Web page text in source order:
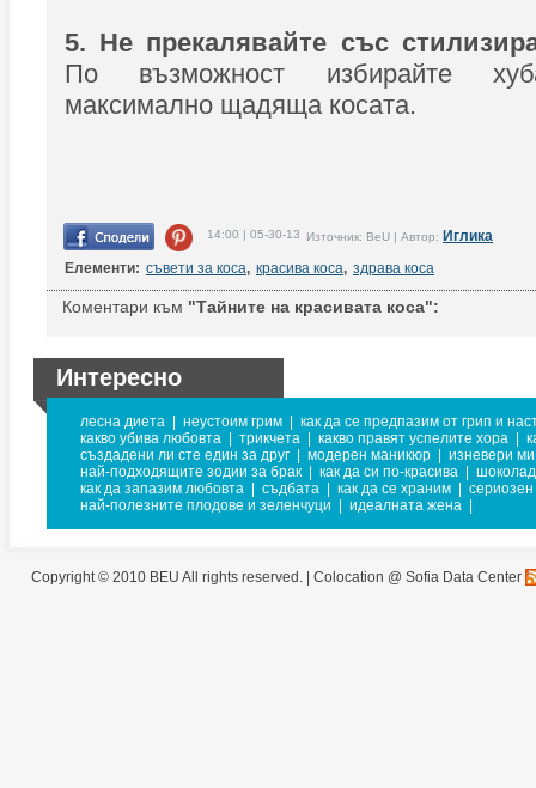
5. Не прекалявайте със
По възможност избирайте
максимално щадяща косата.
14:00 | 05-30-13 Източник: BeU | Автор: Иглика
Елементи: съвети за коса, красива коса, здрава коса
Коментари към "Тайните на красивата коса":
Интересно
лесна диета неустоим грим
как да се предпазим от грип и
какво убива любовта
трикчета какво правят успелите хора
създадени ли сте един за друг
модерен маникюр
изневери ми
най-подходящите зодии за брак
как да си по-красива
как да запазим любовта
съдбата как да се храним
най-полезните плодове и зеленчуци
идеалната жена
Copyright © 2010 BEU All rights reserved. | Colocation @ Sofia Data Center